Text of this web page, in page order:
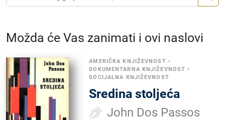
Možda će Vas zanimati i ovi naslovi
AMERIČKA KNJIŽEVNOST •
DOKUMENTARNA KNJIŽEVNOST •
SOCIJALNA KNJIŽEVNOST
Sredina stoljeća
John Dos Passos